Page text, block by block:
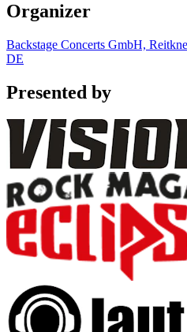
Organizer
Backstage Concerts GmbH,
DE
Presented by